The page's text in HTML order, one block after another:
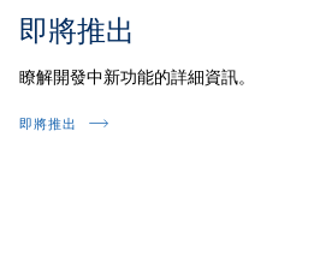
即將推出
瞭解開發中新功能的詳細資訊。
即將推出